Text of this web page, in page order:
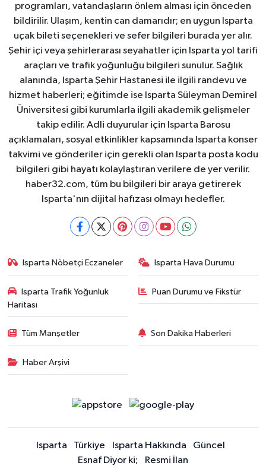
programları, vatandaşların önlem alması için önceden
bildirilir. Ulaşım, kentin can damarıdır; en uygun Isparta
uçak bileti seçenekleri ve sefer bilgileri burada yer alır.
Şehir içi veya şehirlerarası seyahatler için Isparta yol tarifi
araçları ve trafik yoğunluğu bilgileri sunulur. Sağlık
alanında, Isparta Şehir Hastanesi ile ilgili randevu ve
hizmet haberleri; eğitimde ise Isparta Süleyman Demirel
Üniversitesi gibi kurumlarla ilgili akademik gelişmeler
takip edilir. Adli duyurular için Isparta Barosu
açıklamaları, sosyal etkinlikler kapsamında Isparta konser
takvimi ve gönderiler için gerekli olan Isparta posta kodu
bilgileri gibi hayatı kolaylaştıran verilere de yer verilir.
haber32.com, tüm bu bilgileri bir araya getirerek
Isparta'nın dijital hafızası olmayı hedefler.
Isparta Nöbetçi Eczaneler Isparta Hava Durumu
Isparta Trafik Yoğunluk
Haritası
Puan Durumu ve Fikstür
Tüm Manşetler Son Dakika Haberleri
Haber Arşivi
Isparta Türkiye Isparta Hakkında
Güncel
Esnaf Diyor ki;
Resmi İlan